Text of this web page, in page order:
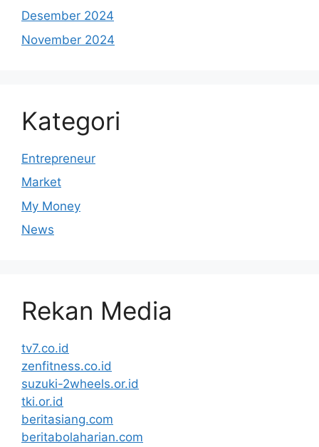
Desember 2024
November 2024
Kategori
Entrepreneur
Market
My Money
News
Rekan Media
tv7.co.id
zenfitness.co.id
suzuki-2wheels.or.id
tki.or.id
beritasiang.com
beritabolaharian.com